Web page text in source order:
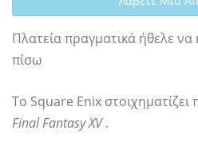
Πλατεία πραγματικά ήθελε
πίσω
Το Square Enix
Final Fantasy XV.